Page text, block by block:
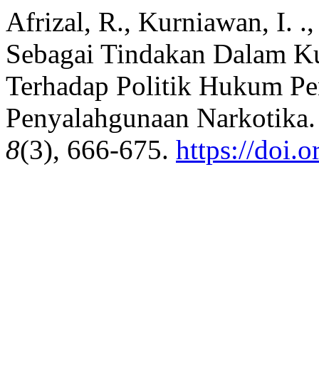
Afrizal, R., Kurniawan, I.
Sebagai Tindakan Dalam
Terhadap Politik Hukum
Penyalahgunaan
8(3), 666-675. https://